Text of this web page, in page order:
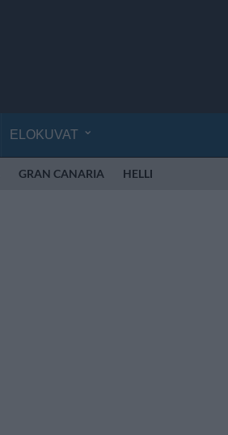
ELOKUVAT
GRAN CANARIA HELLE